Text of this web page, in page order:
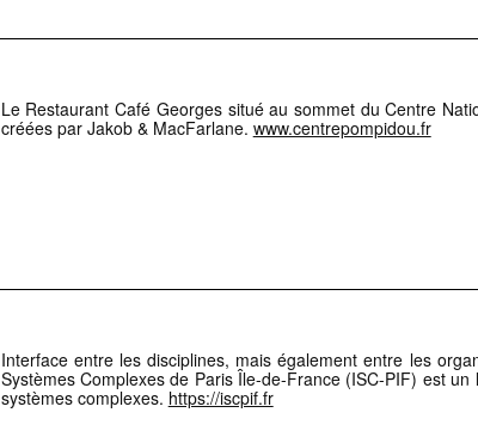
Le Restaurant Café Georges situé au sommet du Centre
créées par Jakob & MacFarlane. www.centrepompidou.fr
Interface entre les disciplines, mais également entre les
Systèmes Complexes de Paris Île-de-France (ISC-PIF) est
systèmes complexes. https://iscpif.fr